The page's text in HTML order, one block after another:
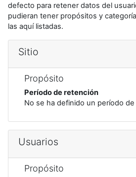
defecto para retener datos del
pudieran tener propósitos y
las aquí listadas.
Sitio
Propósito
Período de retención
No se ha definido un período
Usuarios
Propósito